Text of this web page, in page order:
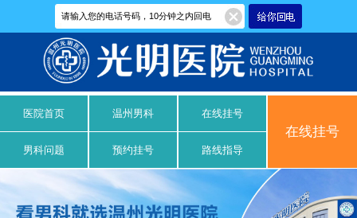
医院首页 温州男科 在线挂号
男科问题 预约挂号 路线指导
在线挂号